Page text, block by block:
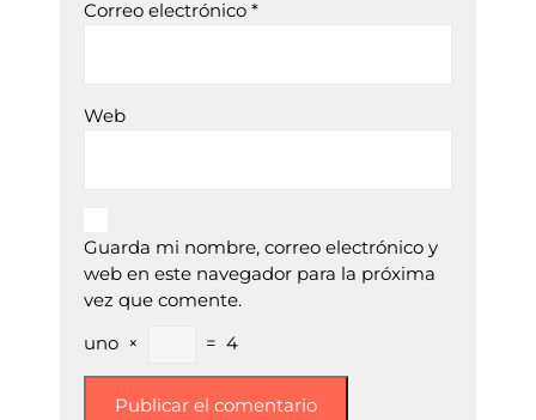
Correo electrónico *
Web
Guarda mi nombre, correo electrónico y
web en este navegador para la próxima
vez que comente.
uno × = 4